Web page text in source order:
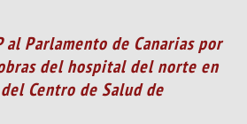
al Parlamento de Canarias por
del hospital del norte en
Centro de Salud de